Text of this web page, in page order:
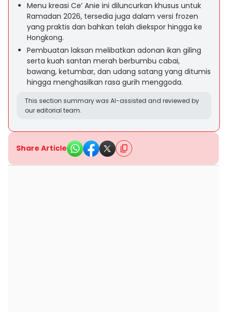
Menu kreasi Ce’ Anie ini diluncurkan khusus untuk
Ramadan 2026, tersedia juga dalam versi frozen
yang praktis dan bahkan telah diekspor hingga ke
Hongkong.
Pembuatan laksan melibatkan adonan ikan giling
serta kuah santan merah berbumbu cabai,
bawang, ketumbar, dan udang satang yang ditumis
hingga menghasilkan rasa gurih menggoda.
This section summary was AI-assisted and reviewed by
our editorial team.
Share Article